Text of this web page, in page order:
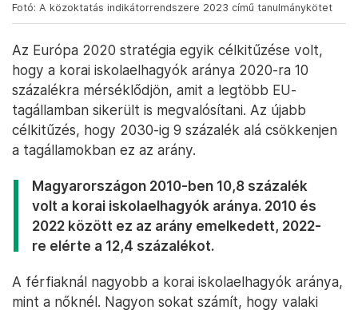
Fotó: A közoktatás indikátorrendszere 2023 című tanulmánykötet
Az Európa 2020 stratégia egyik célkitűzése volt,
hogy a korai iskolaelhagyók aránya 2020-ra 10
százalékra mérséklődjön, amit a legtöbb EU-
tagállamban sikerült is megvalósítani. Az újabb
célkitűzés, hogy 2030-ig 9 százalék alá csökkenjen
a tagállamokban ez az arány.
Magyarországon 2010-ben 10,8 százalék
volt a korai iskolaelhagyók aránya. 2010 és
2022 között ez az arány emelkedett, 2022-
re elérte a 12,4 százalékot.
A férfiaknál nagyobb a korai iskolaelhagyók aránya,
mint a nőknél. Nagyon sokat számít, hogy valaki